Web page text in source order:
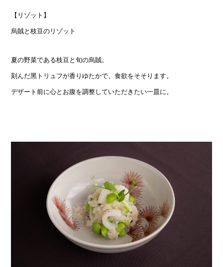
【リゾット】
烏賊と枝豆のリゾット
夏の野菜である枝豆と旬の烏賊。
刻んだ黑トリュフが香りゆたかで、食欲をそそります。
デザート前に心とお腹を調整していただきたい一皿に。